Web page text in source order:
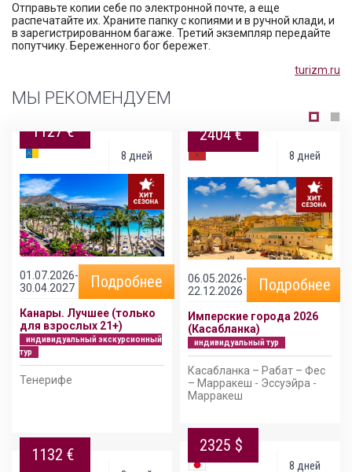
Отправьте копии себе по электронной почте, а еще
распечатайте их. Храните папку с копиями и в ручной клади, и
в зарегистрированном багаже. Третий экземпляр передайте
попутчику. Береженного бог бережет.
turizm.ru
МЫ РЕКОМЕНДУЕМ
8 дней
1127 €
01.07.2026-
30.04.2027
Подробнее
Канары. Лучшее (только
для взрослых 21+)
индивидуальный экскурсионный
тур
Тенерифе
1132 €
8 дней
2404 €
06.05.2026-
22.12.2026
Подробнее
Имперские города 2026
(Касабланка)
индивидуальный тур
Касабланка – Рабат – Фес
– Марракеш - Эссуэйра -
Марракеш
8 дней
2325 $